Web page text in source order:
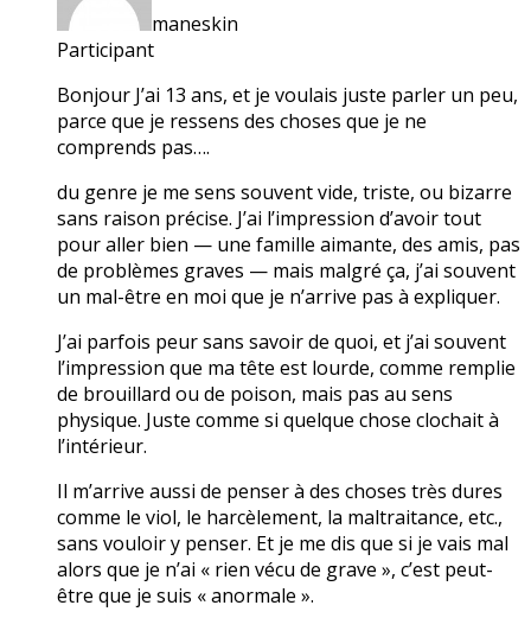
maneskin
Participant
Bonjour J’ai 13 ans, et je voulais juste parler un peu,
parce que je ressens des choses que je ne
comprends pas….
du genre je me sens souvent vide, triste, ou bizarre
sans raison précise. J’ai l’impression d’avoir tout
pour aller bien — une famille aimante, des amis, pas
de problèmes graves — mais malgré ça, j’ai souvent
un mal-être en moi que je n’arrive pas à expliquer.
J’ai parfois peur sans savoir de quoi, et j’ai souvent
l’impression que ma tête est lourde, comme remplie
de brouillard ou de poison, mais pas au sens
physique. Juste comme si quelque chose clochait à
l’intérieur.
Il m’arrive aussi de penser à des choses très dures
comme le viol, le harcèlement, la maltraitance, etc.,
sans vouloir y penser. Et je me dis que si je vais mal
alors que je n’ai « rien vécu de grave », c’est peut-
être que je suis « anormale ».